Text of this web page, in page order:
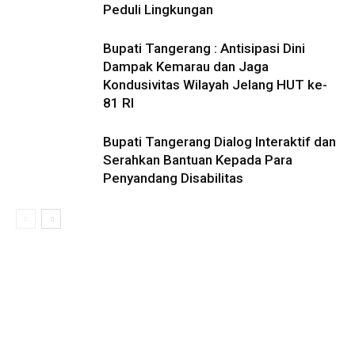
Peduli Lingkungan
Bupati Tangerang : Antisipasi Dini
Dampak Kemarau dan Jaga
Kondusivitas Wilayah Jelang HUT ke-
81 RI
Bupati Tangerang Dialog Interaktif dan
Serahkan Bantuan Kepada Para
Penyandang Disabilitas